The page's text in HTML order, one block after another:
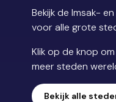
Bekijk de Imsak-
voor alle grote
Klik op de knop
meer steden
Bekijk alle